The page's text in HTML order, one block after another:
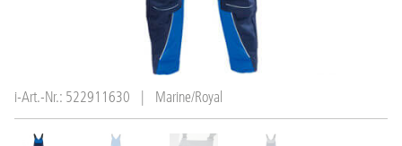
i-Art.-Nr.: 522911630 Marine/Royal